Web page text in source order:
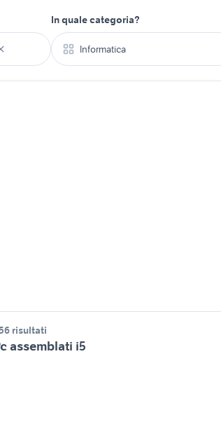
In quale categoria?
Informatica
risultati
assemblati i5